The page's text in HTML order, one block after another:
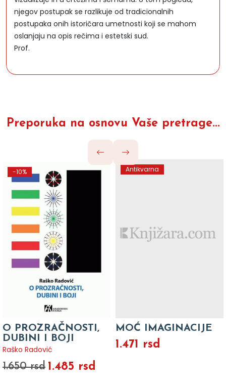
njegov postupak se razlikuje od tradicionalnih
postupaka onih istoričara umetnosti koji se mahom
oslanjaju na opis rečima i estetski sud.
Prof.
Preporuka na osnovu Vaše pretrage...
-10%
O PROZRAČNOSTI,
DUBINI I BOJI
Raško Radović
1.650 rsd 1.485 rsd
Antikvarna
MOĆ IMAGINACIJE
1.471 rsd